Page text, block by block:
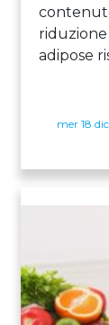
adipose
mer 18